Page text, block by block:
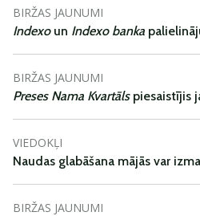
BIRŽAS JAUNUMI
Indexoun Indexo banka
BIRŽAS JAUNUMI
Preses Nama Kvartāls piesaistījis
VIEDOKĻI
Naudas glabāšana mājās var
BIRŽAS JAUNUMI